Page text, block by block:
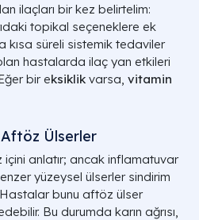
ilaçları bir kez belirtelim:
topikal seçeneklere ek
süreli sistemik tedaviler
hastalarda ilaç yan etkileri
bir eksiklik varsa, vitamin
Ülserler
içini anlatır; ancak inflamatuvar
yüzeysel ülserler sindirim
bunu aftöz ülser
Bu durumda karın ağrısı,